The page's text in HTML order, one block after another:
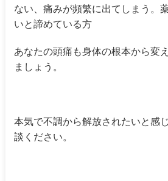
ない、痛みが頻繁に出てしまう。
いと諦めている方
あなたの頭痛も身体の根本から変
ましょう。
本気で不調から解放されたいと感
談ください。